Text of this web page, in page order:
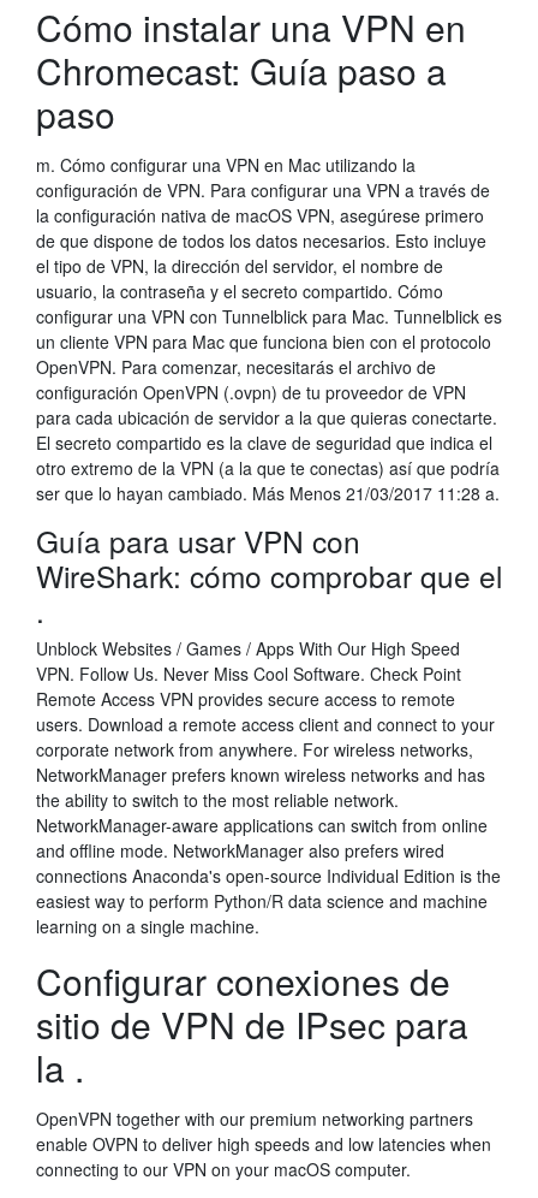
Cómo instalar una VPN en
Chromecast: Guía paso a
paso
m. Cómo configurar una VPN en Mac utilizando la
configuración de VPN. Para configurar una VPN a través de
la configuración nativa de macOS VPN, asegúrese primero
de que dispone de todos los datos necesarios. Esto incluye
el tipo de VPN, la dirección del servidor, el nombre de
usuario, la contraseña y el secreto compartido. Cómo
configurar una VPN con Tunnelblick para Mac. Tunnelblick es
un cliente VPN para Mac que funciona bien con el protocolo
OpenVPN. Para comenzar, necesitarás el archivo de
configuración OpenVPN (.ovpn) de tu proveedor de VPN
para cada ubicación de servidor a la que quieras conectarte.
El secreto compartido es la clave de seguridad que indica el
otro extremo de la VPN (a la que te conectas) así que podría
ser que lo hayan cambiado. Más Menos 21/03/2017 11:28 a.
Guía para usar VPN con
WireShark: cómo comprobar que el
.
Unblock Websites / Games / Apps With Our High Speed
VPN. Follow Us. Never Miss Cool Software. Check Point
Remote Access VPN provides secure access to remote
users. Download a remote access client and connect to your
corporate network from anywhere. For wireless networks,
NetworkManager prefers known wireless networks and has
the ability to switch to the most reliable network.
NetworkManager-aware applications can switch from online
and offline mode. NetworkManager also prefers wired
connections Anaconda's open-source Individual Edition is the
easiest way to perform Python/R data science and machine
learning on a single machine.
Configurar conexiones de
sitio de VPN de IPsec para
la .
OpenVPN together with our premium networking partners
enable OVPN to deliver high speeds and low latencies when
connecting to our VPN on your macOS computer.